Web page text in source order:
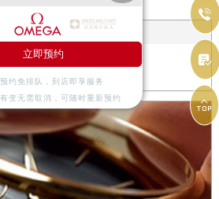



立即预约
约免排队，到店即享服务
变无需取消，可随时重新预约